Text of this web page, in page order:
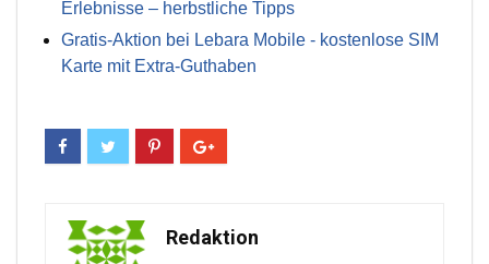
Erlebnisse – herbstliche Tipps
Gratis-Aktion bei Lebara Mobile - kostenlose SIM
Karte mit Extra-Guthaben
Redaktion